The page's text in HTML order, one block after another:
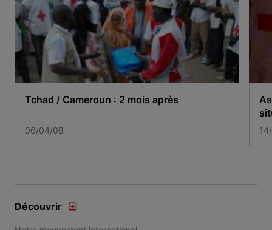
Tchad / Cameroun : 2 mois après
06/04/08
Découvrir